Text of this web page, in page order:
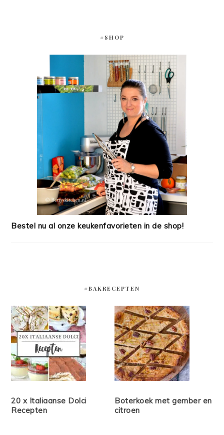
#SHOP
Bestel nu al onze keukenfavorieten in de shop!
#BAKRECEPTEN
20 x Italiaanse Dolci
Recepten
Boterkoek met gember en
citroen